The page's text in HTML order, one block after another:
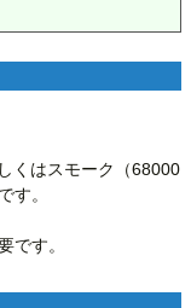
くはスモーク（68000
す。
です。